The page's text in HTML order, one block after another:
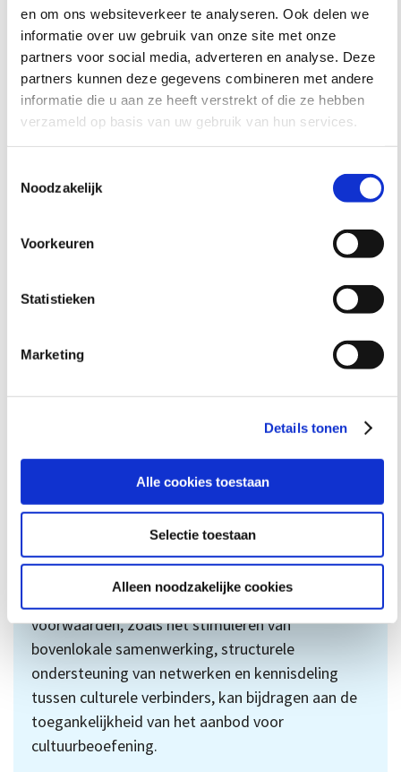
en om ons websiteverkeer te analyseren. Ook delen we
informatie over uw gebruik van onze site met onze
partners voor social media, adverteren en analyse. Deze
partners kunnen deze gegevens combineren met andere
informatie die u aan ze heeft verstrekt of die ze hebben
verzameld op basis van uw gebruik van hun services.
Noodzakelijk
Voorkeuren
Statistieken
Marketing
Details tonen
Alle cookies toestaan
Selectie toestaan
Alleen noodzakelijke cookies
organisaties. In totaal gaat het om 463
aanbieders.
Aanbieders van cultuurbeoefening signaleren
dat de zichtbaarheid en continuïteit van hun
aanbod onder druk staan, vooral door beperkte
kartrekkers.
het kijken naar regionale mogelijkheden voor
of plaatsen een volledig palet aan voorzieningen
hoeven te hebben, zolang deze regionaal door
provinciale ondersteuningsaanbod beter kan
landen als de gemeentelijke ondersteuning, op het
de bovenlokaal ontwikkelde kennis niet bij de
aanbieders terecht.
Aanbieders en gemeentelijke beleidsmakers
gaven aan dat de provincie door het scheppen van
voorwaarden, zoals het stimuleren van
bovenlokale samenwerking, structurele
ondersteuning van netwerken en kennisdeling
tussen culturele verbinders, kan bijdragen aan de
toegankelijkheid van het aanbod voor
cultuurbeoefening.